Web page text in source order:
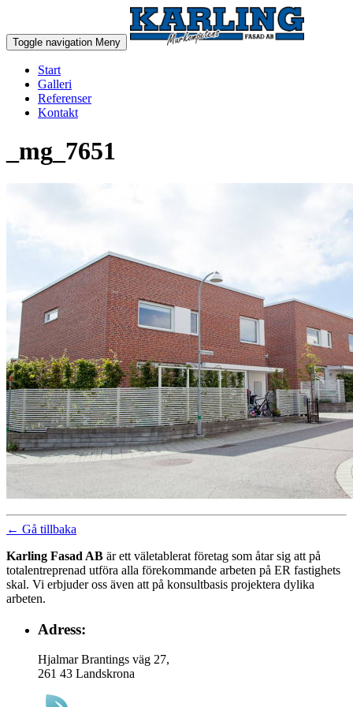
Toggle navigation Meny
Start
Galleri
Referenser
Kontakt
_mg_7651
← Gå tillbaka
Karling Fasad AB är ett väletablerat företag som åtar sig att på
totalentreprenad utföra alla förekommande arbeten på ER fastighets
skal. Vi erbjuder oss även att på konsultbasis projektera dylika
arbeten.
Adress:
Hjalmar Brantings väg 27,
261 43 Landskrona